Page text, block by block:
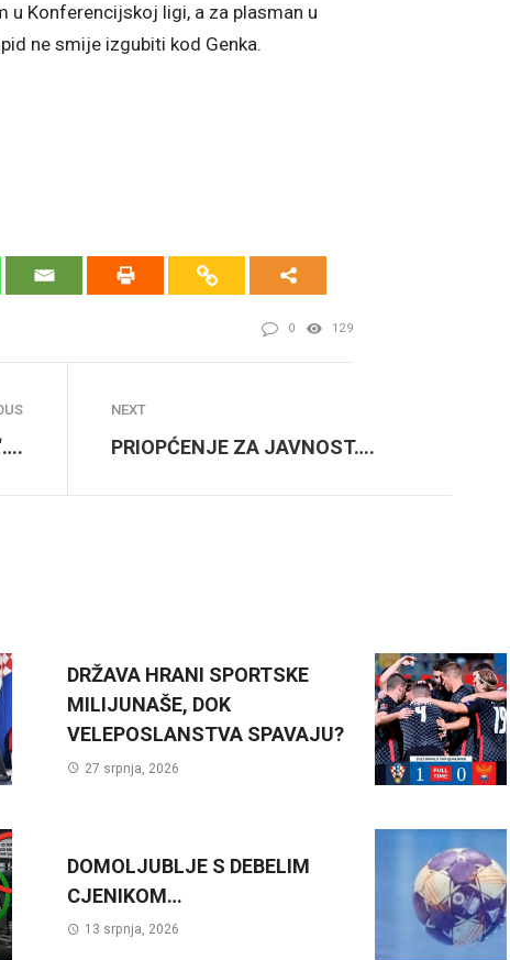
u Konferencijskoj ligi, a za plasman u
ne smije izgubiti kod Genka.
0 129
NEXT
PRIOPĆENJE ZA JAVNOST….
DRŽAVA HRANI SPORTSKE
MILIJUNAŠE, DOK
VELEPOSLANSTVA SPAVAJU?
27 srpnja, 2026
DOMOLJUBLJE S DEBELIM
CJENIKOM…
13 srpnja, 2026